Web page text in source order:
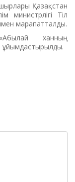
Қазақстан
министрлігі Тіл
марапатталды.
ханның
ұйымдастырылды.